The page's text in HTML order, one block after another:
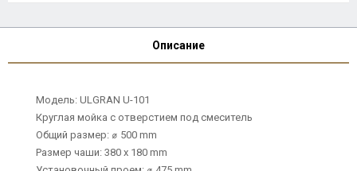
Описание
Модель: ULGRAN U-101
Круглая мойка с отверстием под смеситель
Общий размер: ⌀ 500 mm
Размер чаши: 380 х 180 mm